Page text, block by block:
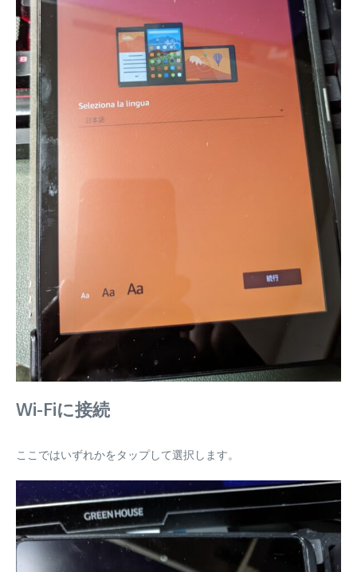
Wi-Fiに接続
ここではいずれかをタップして選択します。